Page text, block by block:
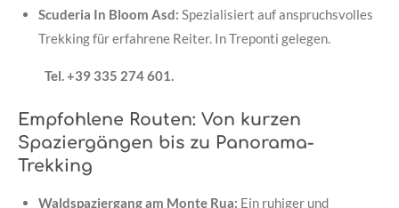
Scuderia In Bloom Asd: Spezialisiert auf anspruchsvolles
Trekking für erfahrene Reiter. In Treponti gelegen.
Tel. +39 335 274 601.
Empfohlene Routen: Von kurzen
Spaziergängen bis zu Panorama-
Trekking
Waldspaziergang am Monte Rua: Ein ruhiger und